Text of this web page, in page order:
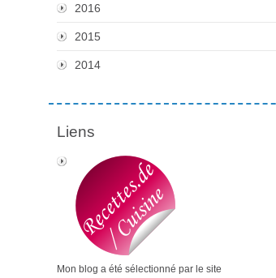
2016
2015
2014
Liens
Mon blog a été sélectionné par le site